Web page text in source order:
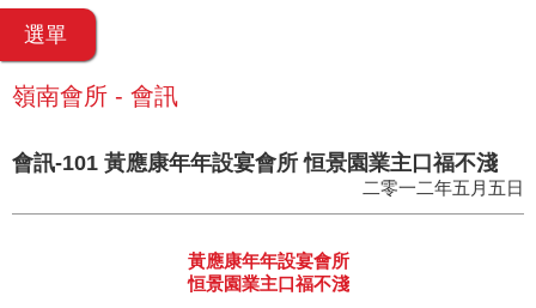
選單
嶺南會所 - 會訊
會訊-101 黃應康年年設宴會所 恒景園業主口福不淺
二零一二年五月五日
黃應康年年設宴會所
恒景園業主口福不淺